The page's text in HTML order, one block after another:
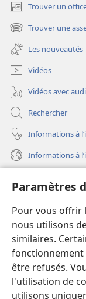
Paramètres
Pour vous offrir
nous utilisons
similaires.
fonctionnement
être refusés.
l'utilisation de
utilisons
Trouver un
(ouvre
une
nouvelle
fenêtre)
Trouver une
(ouvre
une
nouvelle
fenêtre)
Les nouveautés
Vidéos
Vidéos avec
Rechercher
Informations à
Informations à
(ouvre
une
nouvelle
fenêtre)
Bibliothèque
(ouvre
une
nouvelle
fenêtre)
JW Hub®
(ouvre
une
nouvelleJW Library